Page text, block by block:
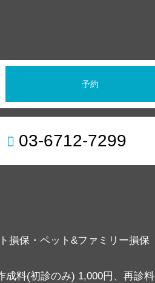
予約
03-6712-7299
損保・ペット&ファミリー損保
成料(初診のみ) 1,000円、再診料